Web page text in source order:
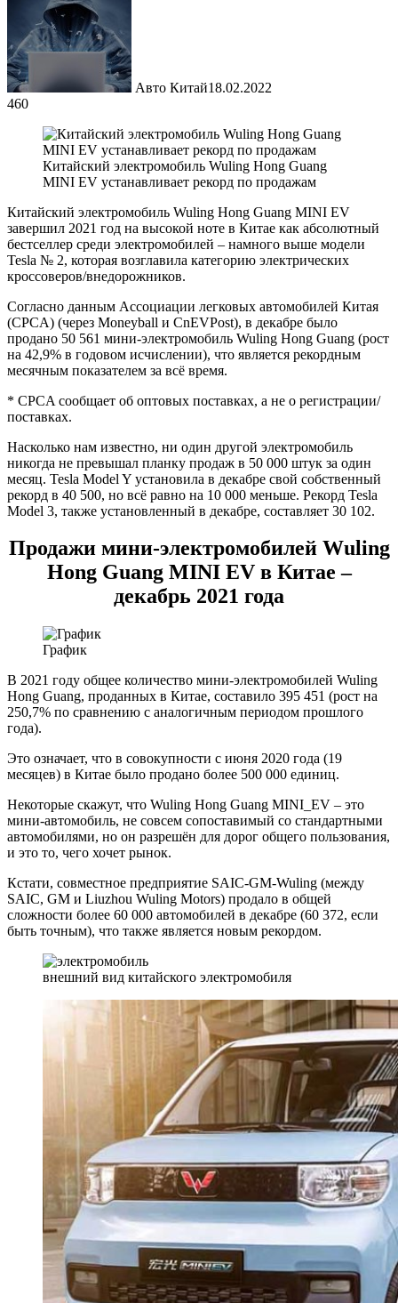
Авто Китай18.02.2022
460
Китайский электромобиль Wuling Hong Guang
MINI EV устанавливает рекорд по продажам
Китайский электромобиль Wuling Hong Guang MINI EV
завершил 2021 год на высокой ноте в Китае как абсолютный
бестселлер среди электромобилей – намного выше модели
Tesla № 2, которая возглавила категорию электрических
кроссоверов/внедорожников.
Согласно данным Ассоциации легковых автомобилей Китая
(CPCA) (через Moneyball и CnEVPost), в декабре было
продано 50 561 мини-электромобиль Wuling Hong Guang (рост
на 42,9% в годовом исчислении), что является рекордным
месячным показателем за всё время.
* CPCA сообщает об оптовых поставках, а не о регистрации/
поставках.
Насколько нам известно, ни один другой электромобиль
никогда не превышал планку продаж в 50 000 штук за один
месяц. Tesla Model Y установила в декабре свой собственный
рекорд в 40 500, но всё равно на 10 000 меньше. Рекорд Tesla
Model 3, также установленный в декабре, составляет 30 102.
Продажи мини-электромобилей Wuling
Hong Guang MINI EV в Китае –
декабрь 2021 года
График
В 2021 году общее количество мини-электромобилей Wuling
Hong Guang, проданных в Китае, составило 395 451 (рост на
250,7% по сравнению с аналогичным периодом прошлого
года).
Это означает, что в совокупности с июня 2020 года (19
месяцев) в Китае было продано более 500 000 единиц.
Некоторые скажут, что Wuling Hong Guang MINI_EV – это
мини-автомобиль, не совсем сопоставимый со стандартными
автомобилями, но он разрешён для дорог общего пользования,
и это то, чего хочет рынок.
Кстати, совместное предприятие SAIC-GM-Wuling (между
SAIC, GM и Liuzhou Wuling Motors) продало в общей
сложности более 60 000 автомобилей в декабре (60 372, если
быть точным), что также является новым рекордом.
внешний вид китайского электромобиля